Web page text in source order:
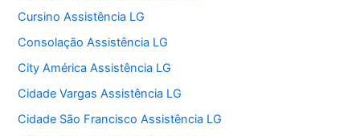
Cursino Assistência LG
Consolação Assistência LG
City América Assistência LG
Cidade Vargas Assistência LG
Cidade São Francisco Assistência LG